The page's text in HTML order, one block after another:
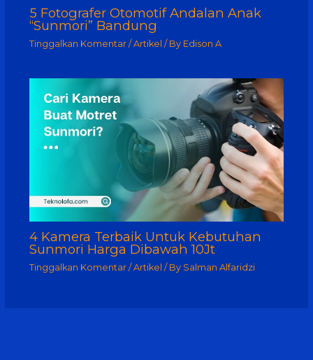
5 Fotografer Otomotif Andalan Anak
“Sunmori” Bandung
Tinggalkan Komentar / Artikel / By Edison A
4 Kamera Terbaik Untuk Kebutuhan
Sunmori Harga Dibawah 10Jt
Tinggalkan Komentar / Artikel / By Salman Alfaridzi